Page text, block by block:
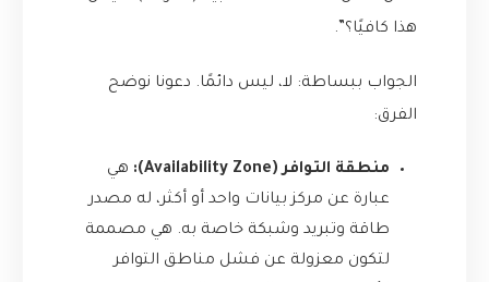
هذا كافيًا؟”.
الجواب ببساطة: لا، ليس دائمًا. دعونا نوضح
الفرق:
منطقة التوافر (Availability Zone):
هي
عبارة عن مركز بيانات واحد أو أكثر، له مصدر
طاقة وتبريد وشبكة خاصة به. هي مصممة
لتكون معزولة عن فشل مناطق التوافر